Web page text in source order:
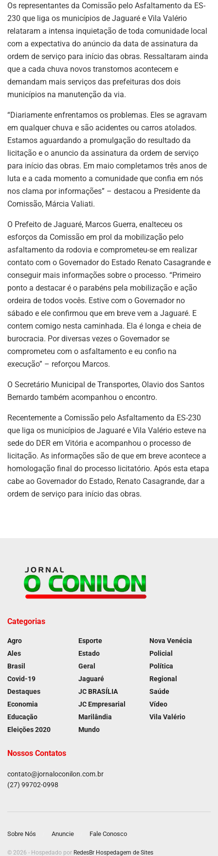
Os representantes da Comissão pelo Asfaltamento da ES-
230 que liga os municípios de Jaguaré e Vila Valério
relataram a intensa inquietação de toda comunidade local
com a expectativa do anúncio da data de assinatura da
ordem de serviço para início das obras. Ressaltaram ainda
que a cada chuva novos transtornos acontecem e
demandam mais serviços das prefeituras dos dois
municípios na manutenção da via.
“Diariamente enfrentamos os problemas. Eles se agravam
em qualquer chuva e são acidentes ou carros atolados.
Estamos aguardando a promulgação do resultado da
licitação e o anuncio da assinatura da ordem de serviço
para início das obras. Em maio completamos três anos de
luta e a cada momento a comunidade que confia em nós
nos clama por informações” – destacou a Presidente da
Comissão, Márcia Valiati.
O Prefeito de Jaguaré, Marcos Guerra, enalteceu os
esforços da Comissão em prol da mobilização pelo
asfaltamento da rodovia e comprometeu-se em realizar
contato com o Governador do Estado Renato Casagrande e
conseguir mais informações sobre o processo. “Primeiro
ponto a destacar é o parabéns pela mobilização e ação
ordeira de todos vocês. Estive com o Governador no
sábado e ele confirmou que em breve vem a Jaguaré. E
contem comigo nesta caminhada. Ela é longa e cheia de
burocracia. Por diversas vezes o Governador se
comprometeu com o asfaltamento e eu confio na
execução” – reforçou Marcos.
O Secretário Municipal de Transportes, Olavio dos Santos
Bernardo também acompanhou o encontro.
Recentemente a Comissão pelo Asfaltamento da ES-230
que liga os municípios de Jaguaré e Vila Valério esteve na
sede do DER em Vitória e acompanhou o processo de
licitação. As informações são de que em breve acontece a
homologação final do processo licitatório. Após esta etapa
cabe ao Governador do Estado, Renato Casagrande, dar a
ordem de serviço para início das obras.
Categorias
Agro
Ales
Brasil
Covid-19
Destaques
Economia
Educação
Eleições 2020
Esporte
Estado
Geral
Jaguaré
JC BRASÍLIA
JC Empresarial
Marilândia
Mundo
Nova Venécia
Policial
Política
Regional
Saúde
Vídeo
Vila Valério
Nossos Contatos
contato@jornaloconilon.com.br
(27) 99702-0998
Sobre Nós Anuncie Fale Conosco
© 2026 - Hospedado por RedesBr Hospedagem de Sites